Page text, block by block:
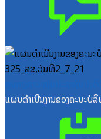
ແຜນດຳເນີນງານຂອງຄະນະ